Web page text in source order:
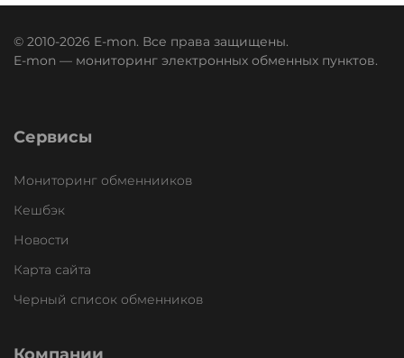
© 2010-2026 E-mon. Все права защищены.
E-mon — мониторинг электронных обменных пунктов.
Сервисы
Мониторинг обменнииков
Кешбэк
Новости
Карта сайта
Черный список обменников